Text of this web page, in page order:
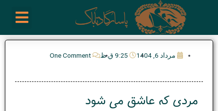
مرداد 6, 1404 9:25 ق.ظ One Comment
مردی که عاشق می شود